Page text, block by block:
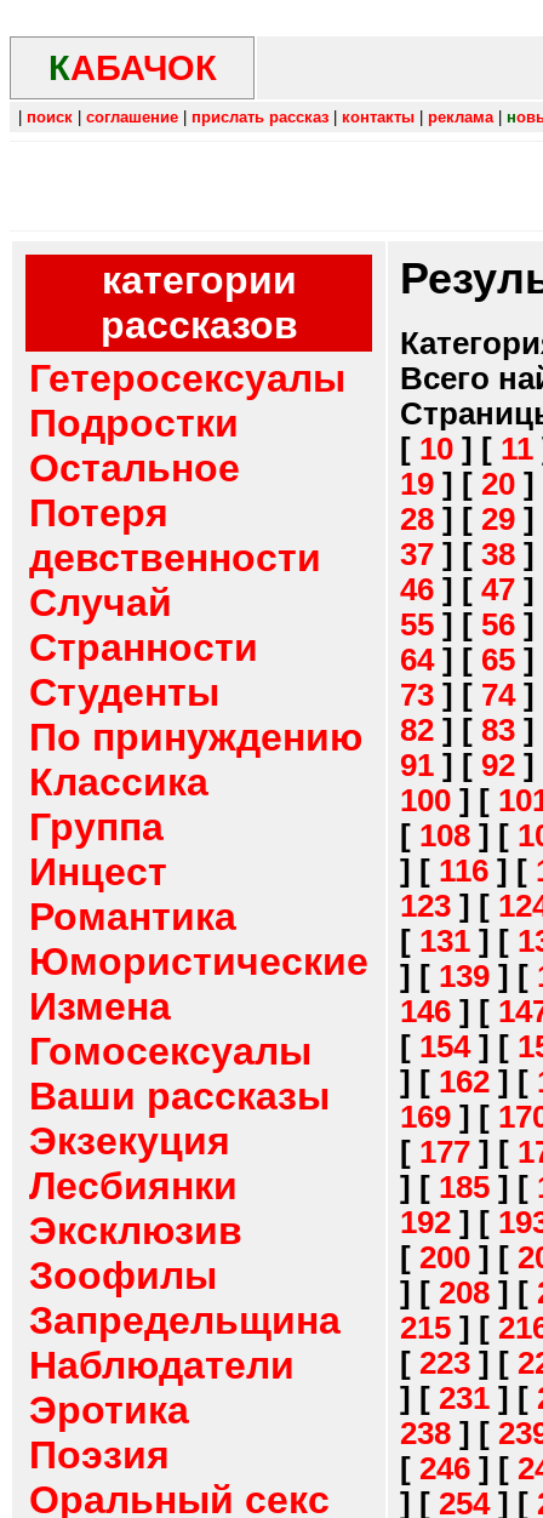
КАБАЧОК
поиск соглашение прислать рассказ контакты реклама| н
категории
рассказов
Гетеросексуалы
Подростки
Остальное
Потеря
девственности
Случай
Странности
Студенты
По принуждению
Классика
Группа
Инцест
Романтика
Юмористические
Измена
Гомосексуалы
Ваши рассказы
Экзекуция
Лесбиянки
Эксклюзив
Зоофилы
Запредельщина
Наблюдатели
Эротика
Поэзия
Оральный секс
Всего
[ 10 ] [ 11
19 ] [ 20 ]
28 ] [ 29 ]
37 ] [ 38 ]
46 ] [ 47 ]
55 ] [ 56 ]
64] [ 65 ]
73 ] [ 74]
82 ] [ 83 ]
91 ] [ 92 ]
100 ] [
[ 108 ] [
] [ 116 ] [
123 ] [
[ 131 ] [
] [ 139 ] [
146 ] [
[ 154] [
] [ 162 ] [
169 ] [
[ 177 ] [
] [ 185 ] [
192 ] [
[ 200 ] [
] [ 208 ] [
215 ] [
[ 223 ] [
] [ 231 ] [
238 ] [
[ 246 ] [
] [ 254] [